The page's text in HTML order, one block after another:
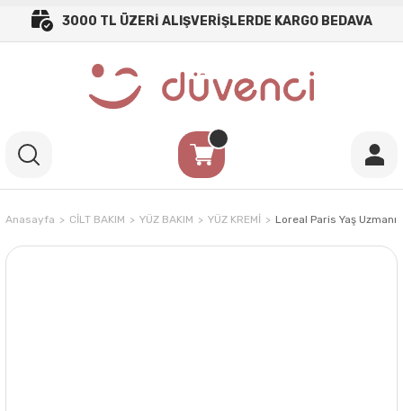
3000 TL ÜZERİ ALIŞVERİŞLERDE KARGO BEDAVA
Anasayfa CİLT BAKIM YÜZ BAKIM YÜZ KREMİ Loreal Paris Yaş Uzmanı